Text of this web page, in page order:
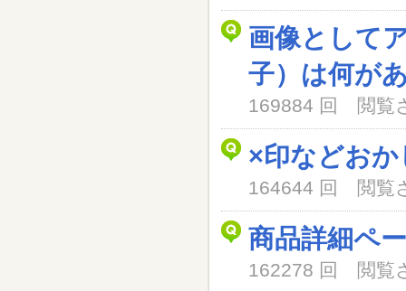
画像として
子）は何が
169884 回 閲覧
×印などお
164644 回 閲覧
商品詳細ペ
162278 回 閲覧